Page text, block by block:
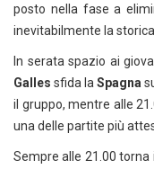
posto nella fase a
inevitabilmente la storica
In serata spazio ai
Galles sfida la Spagna
il gruppo, mentre alle
una delle partite più
Sempre alle 21.00